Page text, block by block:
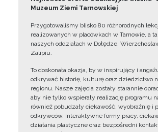
Muzeum Ziemi Tarnowskiej
Przygotowaliśmy blisko 80 różnorodnych
realizowanych w placówkach w Tarnowie, a
naszych oddziałach w Dołędze,
Zalipiu.
To doskonała okazja, by w inspirujący i
odkrywać historię, kulturę oraz dziedzictwo
regionu. Nasze zajęcia zostały starannie
aby nie tylko wspierały realizację programu
również pobudzały ciekawość, wyobraźnię i
odkrywców. Interaktywne formy pracy,
działania plastyczne oraz bezpośredni